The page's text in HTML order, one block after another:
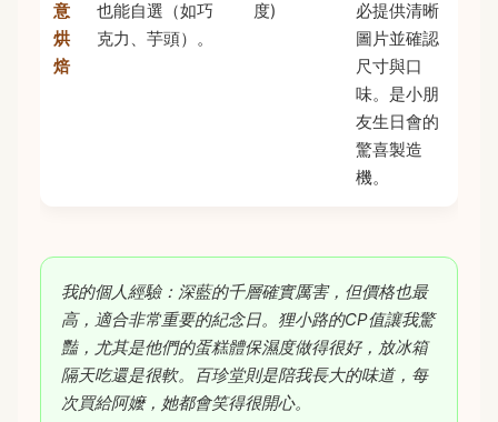
意
烘
焙
也能自選（如巧
克力、芋頭）。
度)
必提供清晰
圖片並確認
尺寸與口
味。是小朋
友生日會的
驚喜製造
機。
我的個人經驗：深藍的千層確實厲害，但價格也最
高，適合非常重要的紀念日。狸小路的CP值讓我驚
豔，尤其是他們的蛋糕體保濕度做得很好，放冰箱
隔天吃還是很軟。百珍堂則是陪我長大的味道，每
次買給阿嬤，她都會笑得很開心。